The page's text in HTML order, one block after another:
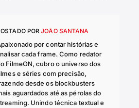
POR JOÃO SANTANA
por contar histórias e
cada frame. Como redator
FilmeON, cubro o universo dos
e séries com precisão,
desde os blockbusters
aguardados até as pérolas do
Unindo técnica textual e